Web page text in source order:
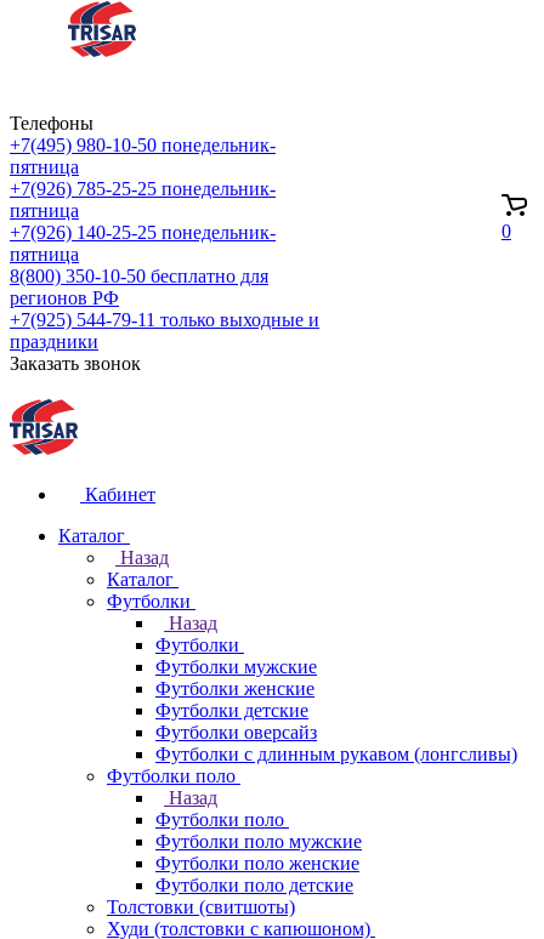
Телефоны
+7(495) 980-10-50 понедельник-
пятница
+7(926) 785-25-25 понедельник-
пятница
+7(926) 140-25-25 понедельник-
пятница
8(800) 350-10-50 бесплатно для
регионов РФ
+7(925) 544-79-11 только выходные и
праздники
Заказать звонок
0
Кабинет
Каталог
Назад
Каталог
Футболки
Назад
Футболки
Футболки мужские
Футболки женские
Футболки детские
Футболки оверсайз
Футболки с длинным рукавом (лонгсливы)
Футболки поло
Назад
Футболки поло
Футболки поло мужские
Футболки поло женские
Футболки поло детские
Толстовки (свитшоты)
Худи (толстовки с капюшоном)